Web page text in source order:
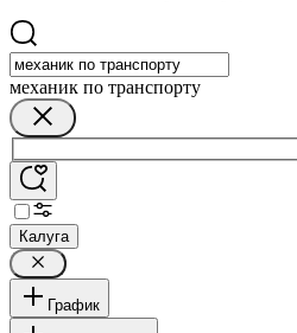
механик по транспорту
Калуга
График